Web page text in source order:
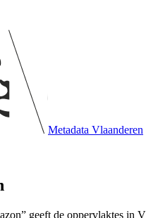
Metadata Vlaanderen
geeft de oppervlaktes in